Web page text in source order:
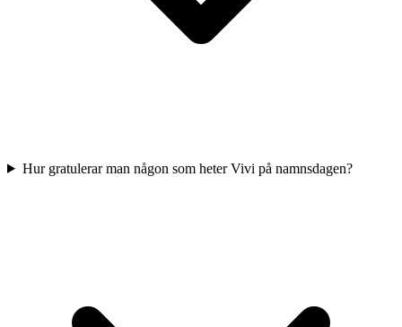
Hur gratulerar man någon som heter Vivi på namnsdagen?